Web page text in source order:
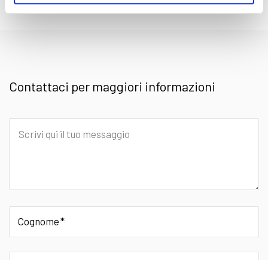
Contattaci per maggiori informazioni
Scrivi
Cognome